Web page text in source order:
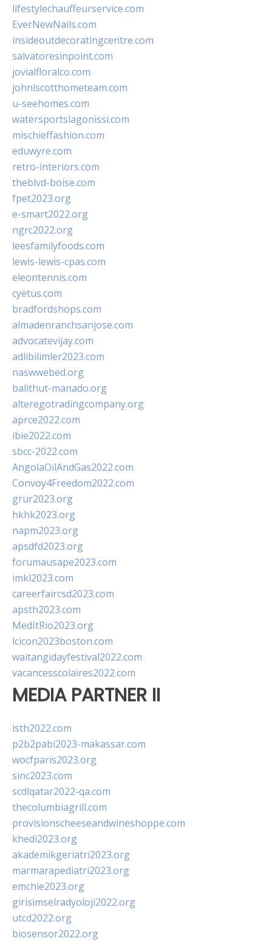
lifestylechauffeurservice.com
EverNewNails.com
insideoutdecoratingcentre.com
salvatoresinpoint.com
jovialfloralco.com
johnlscotthometeam.com
u-seehomes.com
watersportslagonissi.com
mischieffashion.com
eduwyre.com
retro-interiors.com
theblvd-boise.com
fpet2023.org
e-smart2022.org
ngrc2022.org
leesfamilyfoods.com
lewis-lewis-cpas.com
eleontennis.com
cyetus.com
bradfordshops.com
almadenranchsanjose.com
advocatevijay.com
adlibilimler2023.com
naswwebed.org
balithut-manado.org
alteregotradingcompany.org
aprce2022.com
ibie2022.com
sbcc-2022.com
AngolaOilAndGas2022.com
Convoy4Freedom2022.com
grur2023.org
hkhk2023.org
napm2023.org
apsdfd2023.org
forumausape2023.com
imkl2023.com
careerfaircsd2023.com
apsth2023.com
MedItRio2023.org
lcicon2023boston.com
waitangidayfestival2022.com
vacancesscolaires2022.com
MEDIA PARTNER II
isth2022.com
p2b2pabi2023-makassar.com
wocfparis2023.org
sinc2023.com
scdlqatar2022-qa.com
thecolumbiagrill.com
provisionscheeseandwineshoppe.com
khedi2023.org
akademikgeriatri2023.org
marmarapediatri2023.org
emchie2023.org
girisimselradyoloji2022.org
utcd2022.org
biosensor2022.org